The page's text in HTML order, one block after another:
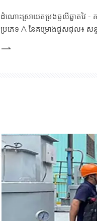
ដំណោះស្រាយតម្រងធូលីឆ្លាតវៃ
ប្រភេទ A នៃគម្រោងជួសជុល៖ សន្ទ